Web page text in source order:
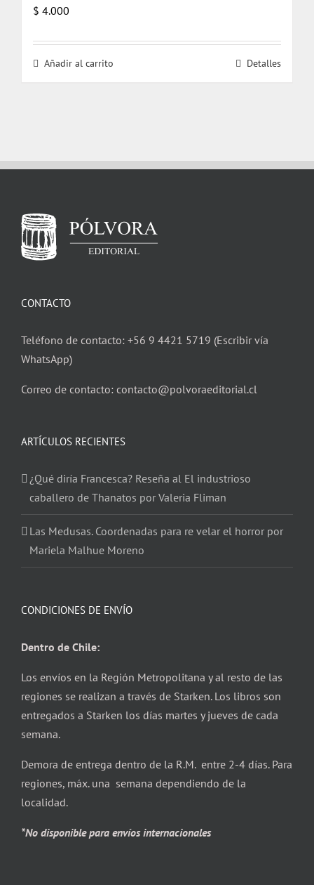
$ 4.000
Añadir al carrito Detalles
CONTACTO
Teléfono de contacto: +56 9 4421 5719 (Escribir vía
WhatsApp)
Correo de contacto: contacto@polvoraeditorial.cl
ARTÍCULOS RECIENTES
¿Qué diría Francesca? Reseña al El industrioso
caballero de Thanatos por Valeria Fliman
Las Medusas. Coordenadas para re velar el horror por
Mariela Malhue Moreno
CONDICIONES DE ENVÍO
Dentro de Chile:
Los envíos en la Región Metropolitana y al resto de las
regiones se realizan a través de Starken. Los libros son
entregados a Starken los días martes y jueves de cada
semana.
Demora de entrega dentro de la R.M. entre 2-4 días. Para
regiones, máx. una semana dependiendo de la
localidad.
*No disponible para envíos internacionales